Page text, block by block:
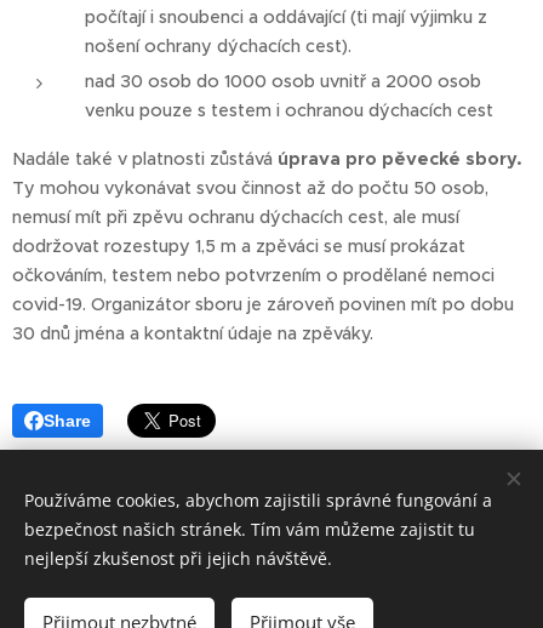
počítají i snoubenci a oddávající (ti mají výjimku z
nošení ochrany dýchacích cest).
nad 30 osob do 1000 osob uvnitř a 2000 osob
venku pouze s testem i ochranou dýchacích cest
Nadále také v platnosti zůstává úprava pro pěvecké sbory.
Ty mohou vykonávat svou činnost až do počtu 50 osob,
nemusí mít při zpěvu ochranu dýchacích cest, ale musí
dodržovat rozestupy 1,5 m a zpěváci se musí prokázat
očkováním, testem nebo potvrzením o prodělané nemoci
covid-19. Organizátor sboru je zároveň povinen mít po dobu
30 dnů jména a kontaktní údaje na zpěváky.
Share
Používáme cookies, abychom zajistili správné fungování a
bezpečnost našich stránek. Tím vám můžeme zajistit tu
nejlepší zkušenost při jejich návštěvě.
Přijmout nezbytné Přijmout vše